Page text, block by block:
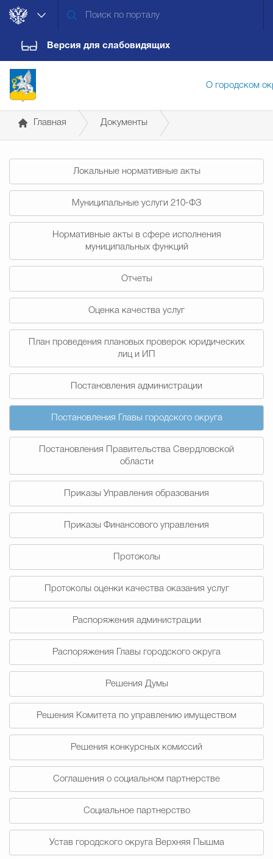
Версия для слабовидящих
О городском
Дума городского округа
Новости Обращения граждан
Противодействие
Муниципальные
Счётная палата Городского
Гостям Городского
Общественная
Градостроительство и
Государственные организации
Главная Документы
Локальные нормативные акты
Муниципальные услуги 210-ФЗ
Нормативные акты в сфере исполнения
муниципальных функций
Отчеты
Оценка качества услуг
План проведения плановых проверок юридических
лиц и ИП
Постановления администрации
Постановления Главы городского округа
Постановления Правительства Свердловской
области
Приказы Управления образования
Приказы Финансового управления
Протоколы
Протоколы оценки качества оказания услуг
Распоряжения администрации
Распоряжения Главы городского округа
Решения Думы
Решения Комитета по управлению имуществом
Решения конкурсных комиссий
Соглашения о социальном партнерстве
Социальное партнерство
Устав городского округа Верхняя Пышма